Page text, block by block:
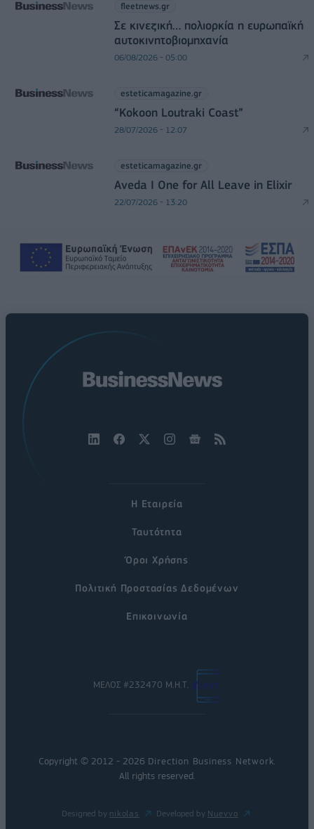
fleetnews.gr
Σε κινεζική… πολιορκία η ευρωπαϊκή
αυτοκινητοβιομηχανία
06/08/2026 - 05:00
esteticamagazine.gr
“Kokoon Loutraki Coast”
28/07/2026 - 12:07
esteticamagazine.gr
Aveda I One for All Leave in Elixir
22/07/2026 - 13:20
Η Εταιρεία
Ταυτότητα
Όροι Χρήσης
Πολιτική Προστασίας Δεδομένων
Επικοινωνία
ΜΕΛΟΣ #232470 Μ.Η.Τ.
Copyright © 2012 - 2026 Direction Business Network
All rights reserved.
Designed by nikolas Developed by Nuevvo